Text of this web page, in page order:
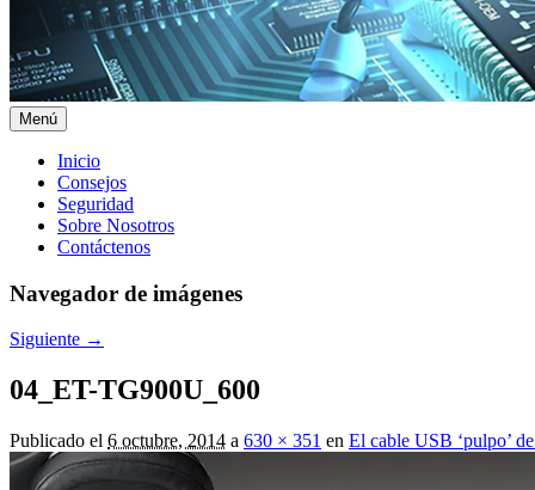
Menú
Menú
principal
Inicio
Consejos
Seguridad
Sobre Nosotros
Contáctenos
Navegador de imágenes
Siguiente →
04_ET-TG900U_600
Publicado el 6 octubre, 2014 a 630 × 351 en El cable USB ‘pulpo’